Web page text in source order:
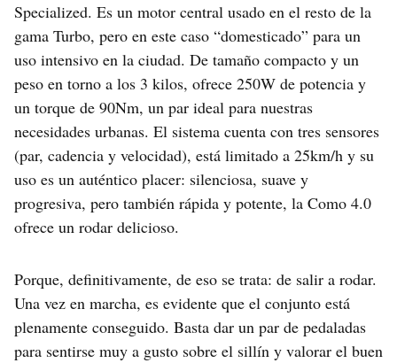
Specialized. Es un motor central usado en el resto de la
gama Turbo, pero en este caso “domesticado” para un
uso intensivo en la ciudad. De tamaño compacto y un
peso en torno a los 3 kilos, ofrece 250W de potencia y
un torque de 90Nm, un par ideal para nuestras
necesidades urbanas. El sistema cuenta con tres sensores
(par, cadencia y velocidad), está limitado a 25km/h y su
uso es un auténtico placer: silenciosa, suave y
progresiva, pero también rápida y potente, la Como 4.0
ofrece un rodar delicioso.
Porque, definitivamente, de eso se trata: de salir a rodar.
Una vez en marcha, es evidente que el conjunto está
plenamente conseguido. Basta dar un par de pedaladas
para sentirse muy a gusto sobre el sillín y valorar el buen